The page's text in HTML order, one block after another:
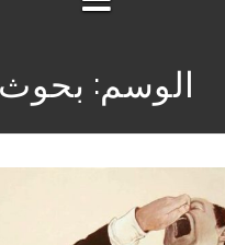
الوسم: بحوث